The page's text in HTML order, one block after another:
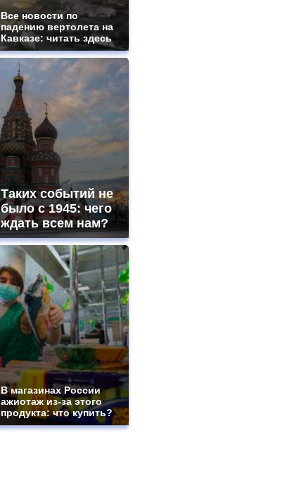
Все новости по
падению вертолета на
Кавказе: читать здесь
Таких событий не
было с 1945: чего
ждать всем нам?
В магазинах России
ажиотаж из-за этого
продукта: что купить?